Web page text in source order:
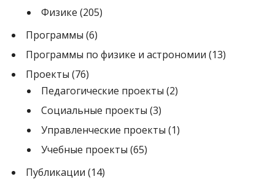
Физике (205)
Программы (6)
Программы по физике и астрономии (13)
Проекты (76)
Педагогические проекты (2)
Социальные проекты (3)
Управленческие проекты (1)
Учебные проекты (65)
Публикации (14)